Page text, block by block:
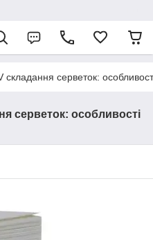
складання серветок:
серветок: особливості